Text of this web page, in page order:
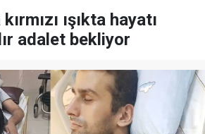
ışıkta hayatı
adalet bekliyor